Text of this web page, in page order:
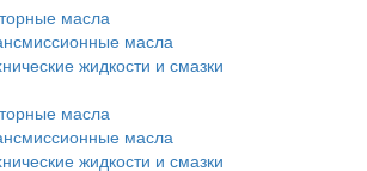
масла
масла
жидкости и смазки
масла
масла
жидкости и смазки